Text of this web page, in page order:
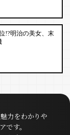
!?明治の美女、末
力をわかりや
です。